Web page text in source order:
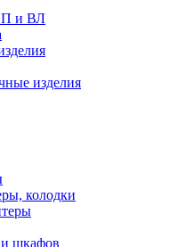
и ВЛ
изделия
колодки
шкафов